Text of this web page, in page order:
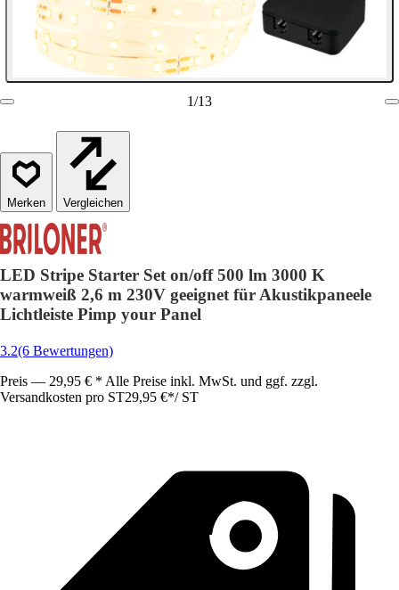
1/13
Vergleichen
LED Stripe Starter Set on/off 500 lm 3000 K
warmweiß 2,6 m 230V geeignet für Akustikpaneele
Lichtleiste Pimp your Panel
3.2(6 Bewertungen)
Preis — 29,95 € * Alle Preise inkl. MwSt. und ggf. zzgl.
Versandkosten pro ST29,95 €*/ ST